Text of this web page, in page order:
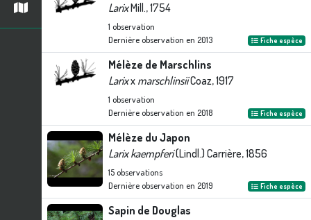
LarixMill., 1754
1 observation
Dernière observation en 2013 Fiche espèce
Mélèze de Marschlins
Larixx marschlinsiiCoaz, 1917
1 observation
Dernière observation en 2018 Fiche espèce
Mélèze du Japon
Larix kaempferi(Lindl.) Carrière, 1856
15observations
Dernière observation en 2019 Fiche espèce
Sapin de Douglas